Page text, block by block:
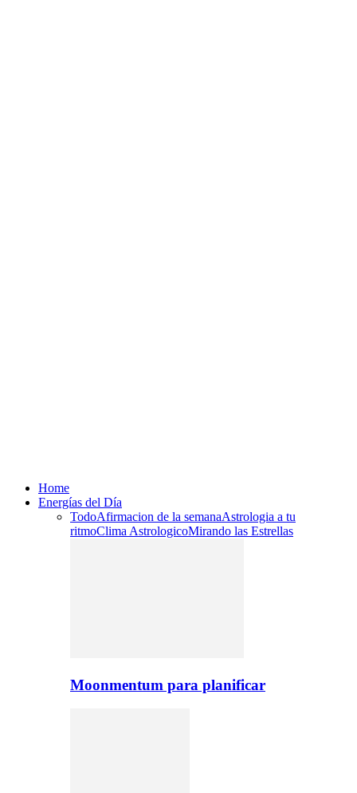
Home
Energías del Día
TodoAfirmacion de la semanaAstrologia a tu
ritmoClima AstrologicoMirando las Estrellas
Moonmentum para planificar